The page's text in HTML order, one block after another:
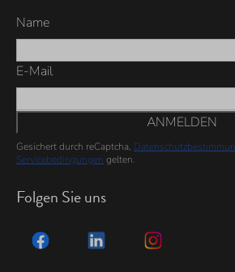
Name
E-Mail
ANMELDEN
Gesichert durch reCaptcha,
Servicebedingungen gelten.
Folgen Sie uns